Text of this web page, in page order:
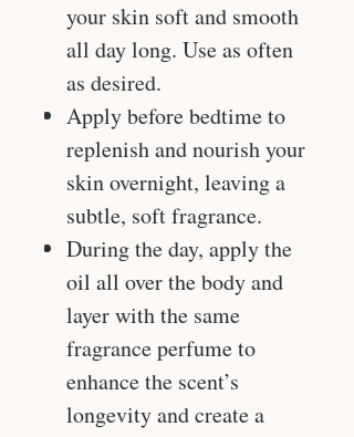
your skin soft and smooth
all day long. Use as often
as desired.
Apply before bedtime to
replenish and nourish your
skin overnight, leaving a
subtle, soft fragrance.
During the day, apply the
oil all over the body and
layer with the same
fragrance perfume to
enhance the scent’s
longevity and create a